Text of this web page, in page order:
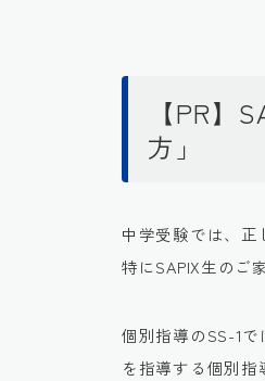
【PR】
方」
中学受験では、正
特にSAPIX生のご
個別指導のSS-1で
を指導する個別